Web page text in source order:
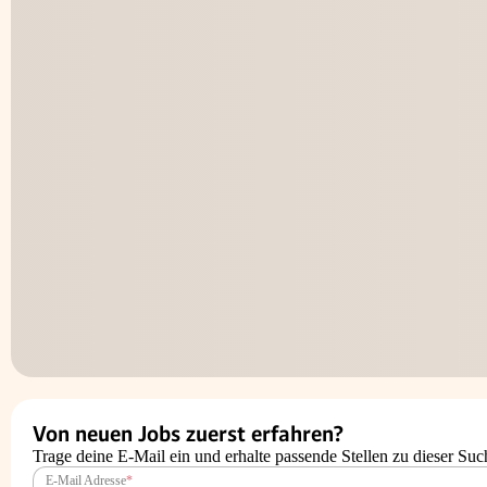
Von neuen Jobs zuerst erfahren?
Trage deine E-Mail ein und erhalte passende Stellen zu dieser
E-Mail Adresse*